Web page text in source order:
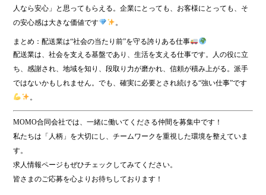
人なら安心」と思ってもらえる。企業にとっても、お客様にとっても、そ
の安心感は大きな価値です
。
まとめ：配送業は“社会の当たり前”を守る誇りある仕事
配送業は、社会を支える基盤であり、生活を支える仕事です。人の役に立
ち、感謝され、地域を知り、段取り力が磨かれ、信頼が積み上がる。派手
ではないかもしれません。でも、確実に必要とされ続ける“強い仕事”です
。
MOMO合同会社では、一緒に働いてくださる仲間を募集中です！
私たちは「人柄」を大切にし、チームワークを重視した環境を整えていま
す。
求人情報ページもぜひチェックしてみてください。
皆さまのご応募を心よりお待ちしております！